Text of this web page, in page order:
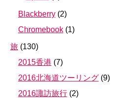
Blackberry (2)
Chromebook (1)
旅 (130)
2015香港 (7)
2016北海道ツーリング (9)
2016諏訪旅行 (2)